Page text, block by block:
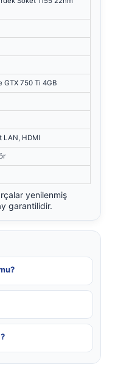
GTX 750 Ti 4GB
LAN, HDMI
yenilenmiş
garantilidir.